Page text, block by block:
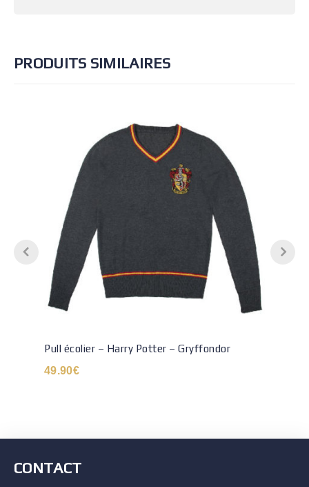
PRODUITS SIMILAIRES
Pull écolier – Harry Potter – Gryffondor
49.90€
CONTACT